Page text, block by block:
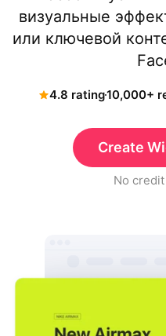
визуальные
или ключевой
4.8 rating10,000+
Create
No